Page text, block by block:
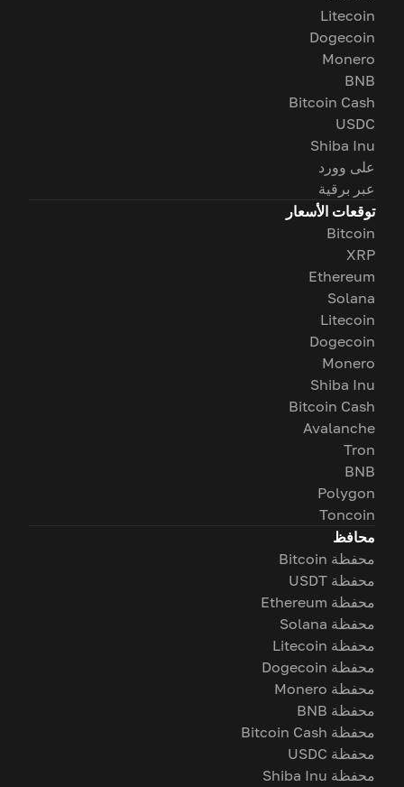
Litecoin
Dogecoin
Monero
BNB
Bitcoin Cash
USDC
Shiba Inu
على وورد
عبر برقية
توقعات الأسعار
Bitcoin
XRP
Ethereum
Solana
Litecoin
Dogecoin
Monero
Shiba Inu
Bitcoin Cash
Avalanche
Tron
BNB
Polygon
Toncoin
محافظ
محفظة Bitcoin
محفظة USDT
محفظة Ethereum
محفظة Solana
محفظة Litecoin
محفظة Dogecoin
محفظة Monero
محفظة BNB
محفظة Bitcoin Cash
محفظة USDC
محفظة Shiba Inu